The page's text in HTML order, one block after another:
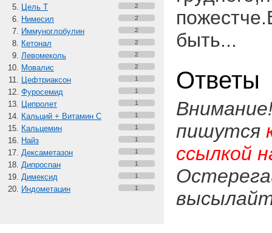
Цель Т 2
Нимесил 2
Иммуноглобулин 2
Кетонал 2
Левомеколь 2
Мовалис 2
Цефтриаксон 1
Фуросемид 1
Ципролет 1
Кальций + Витамин C 1
Кальцемин 1
Найз 1
Дексаметазон 1
Дипроспан 1
Димексид 1
Индометацин 1
быть...
Ответы
пишутся
ссылкой